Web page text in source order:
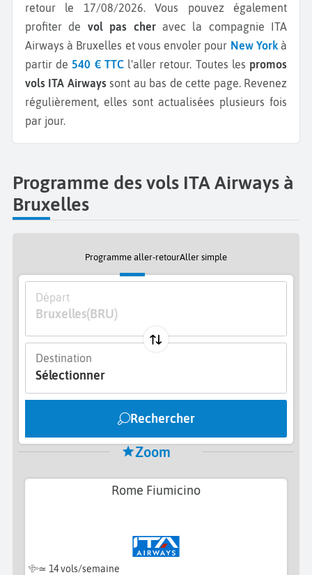
retour le 17/08/2026.Vous pouvez également
profiter de vol pas cheravec la compagnie ITA
Airways à Bruxelles et vous envoler pour New Yorkà
partir de540 € TTCl'aller retour. Toutes les promos
vols ITA Airways sont au bas de cette page. Revenez
régulièrement, elles sont actualisées plusieurs fois
par jour.
Programme des vols ITA Airways à
Bruxelles
Programme aller-retourAller simple
Départ
Bruxelles(BRU)
Destination
Sélectionner
Rechercher
Zoom
Rome Fiumicino
≃ 14 vols/semaine